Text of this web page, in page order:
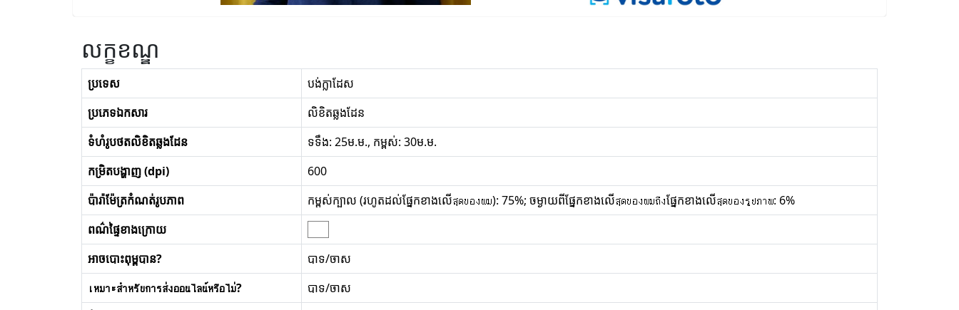
លក្ខខណ្ឌ
ប្រទេស
បង់ក្លាដែស
ប្រភេទឯកសារ
លិខិតឆ្លងដែន
ទំហំរូបថតលិខិតឆ្លងដែន
ទទឹង: 25ម.ម., កម្ពស់: 30ម.ម.
កម្រិតបង្ហាញ (dpi)
600
ប៉ារ៉ាម៉ែត្រកំណត់រូបភាព
កម្ពស់ក្បាល (រហូតដល់ផ្នែកខាងលើสุดของผม): 75%; ចម្ងាយពីផ្នែកខាងលើสุดของผมถึงផ្នែកខាងលើสุดของรูปภาพ: 6%
ពណ៌ផ្ទៃខាងក្រោយ
អាចបោះពុម្ពបាន?
បាទ/ចាស
เหมาะสำหรับการส่งออนไลน์หรือไม่?
បាទ/ចាស